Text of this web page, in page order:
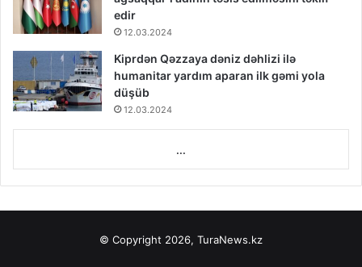
edir
12.03.2024
Kiprdən Qəzzaya dəniz dəhlizi ilə
humanitar yardım aparan ilk gəmi yola
düşüb
12.03.2024
...
© Copyright 2026, TuraNews.kz